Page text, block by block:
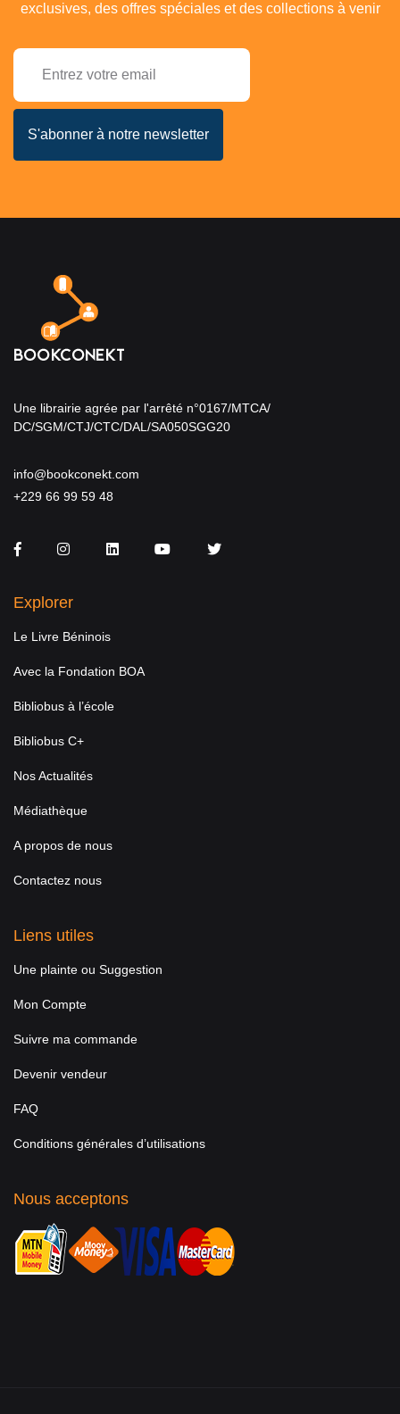
exclusives, des offres spéciales et des collections à venir
Une librairie agrée par l'arrêté n°0167/MTCA/
DC/SGM/CTJ/CTC/DAL/SA050SGG20
info@bookconekt.com
+229 66 99 59 48
FacebookInstagramLinkedInYou TubeTwitter
Explorer
Le Livre Béninois
Avec la Fondation BOA
Bibliobus à l’école
Bibliobus C+
Nos Actualités
Médiathèque
A propos de nous
Contactez nous
Liens utiles
Une plainte ou Suggestion
Mon Compte
Suivre ma commande
Devenir vendeur
FAQ
Conditions générales d’utilisations
Nous acceptons